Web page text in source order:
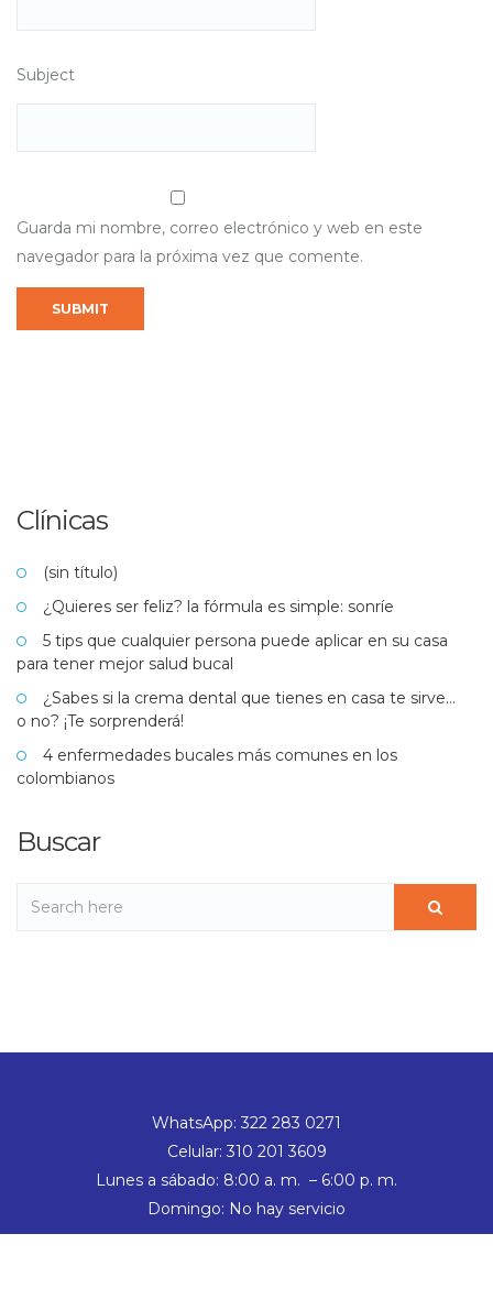
Subject
Guarda mi nombre, correo electrónico y web en este
navegador para la próxima vez que comente.
Clínicas
(sin título)
¿Quieres ser feliz? la fórmula es simple: sonríe
5 tips que cualquier persona puede aplicar en su casa
para tener mejor salud bucal
¿Sabes si la crema dental que tienes en casa te sirve…
o no? ¡Te sorprenderá!
4 enfermedades bucales más comunes en los
colombianos
Buscar
WhatsApp: 322 283 0271
Celular: 310 201 3609
Lunes a sábado: 8:00 a. m. – 6:00 p. m.
Domingo: No hay servicio